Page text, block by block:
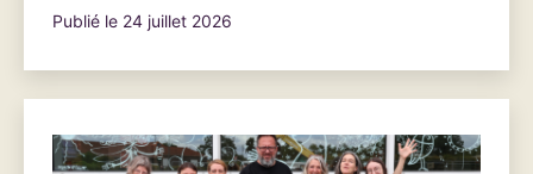
Publié le 24 juillet 2026